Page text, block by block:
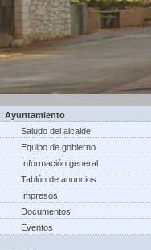
Ayuntamiento
Saludo del alcalde
Equipo de gobierno
Información general
Tablón de anuncios
Impresos
Documentos
Eventos